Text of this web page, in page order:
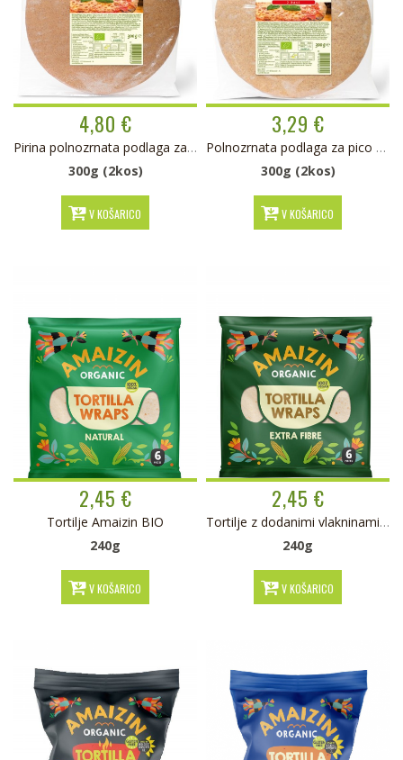
4,80 €
Pirina polnozrnata podlaga za pico BIO
300g (2kos)
V KOŠARICO
3,29 €
Polnozrnata podlaga za pico BIO
300g (2kos)
V KOŠARICO
2,45 €
Tortilje Amaizin BIO
240g
V KOŠARICO
2,45 €
Tortilje z dodanimi vlakninami Amaizin BIO
240g
V KOŠARICO